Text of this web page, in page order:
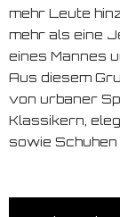
mehr Leute
mehr als eine
eines Mannes
Aus diesem
von urbaner
Klassikern,
sowie Schuhen